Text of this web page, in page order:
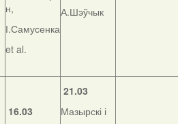
н,
І.Самусенка
et al.
А.Шэўчык
16.03
21.03
Мазырскі і